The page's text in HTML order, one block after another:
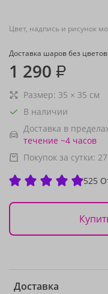
Цвет, надпись и рисунок
Доставка шаров без
1 290 ₽
Размер: 35 × 35 см
В наличии
Доставка в
течение ~4 часов
Покупок за сутки: 27
525
Доставка